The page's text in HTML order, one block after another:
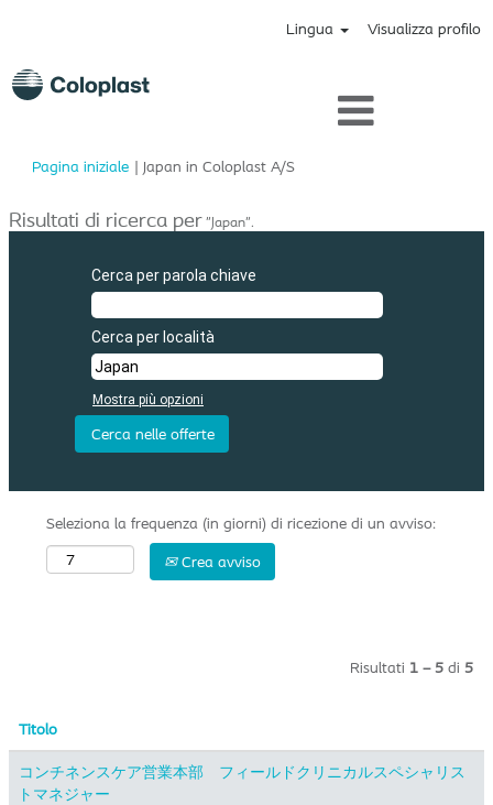
Lingua Visualizza profilo
Pagina iniziale | Japan in Coloplast A/S(pagina
Risultati di ricerca per"Japan".
Cerca per parola chiave
Cerca per località
Mostra più opzioni
Seleziona la frequenza (in giorni) di ricezione di un avviso:
Crea avviso
Risultati 1 – 5 di 5
Titolo
コンチネンスケア営業本部 フィールドクリニカルスペシャリス
トマネジャー